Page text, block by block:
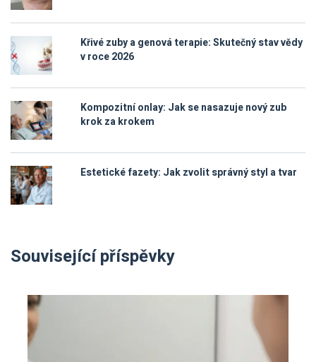
Křivé zuby a genová terapie: Skutečný stav vědy
v roce 2026
Kompozitní onlay: Jak se nasazuje nový zub
krok za krokem
Estetické fazety: Jak zvolit správný styl a tvar
Související příspěvky